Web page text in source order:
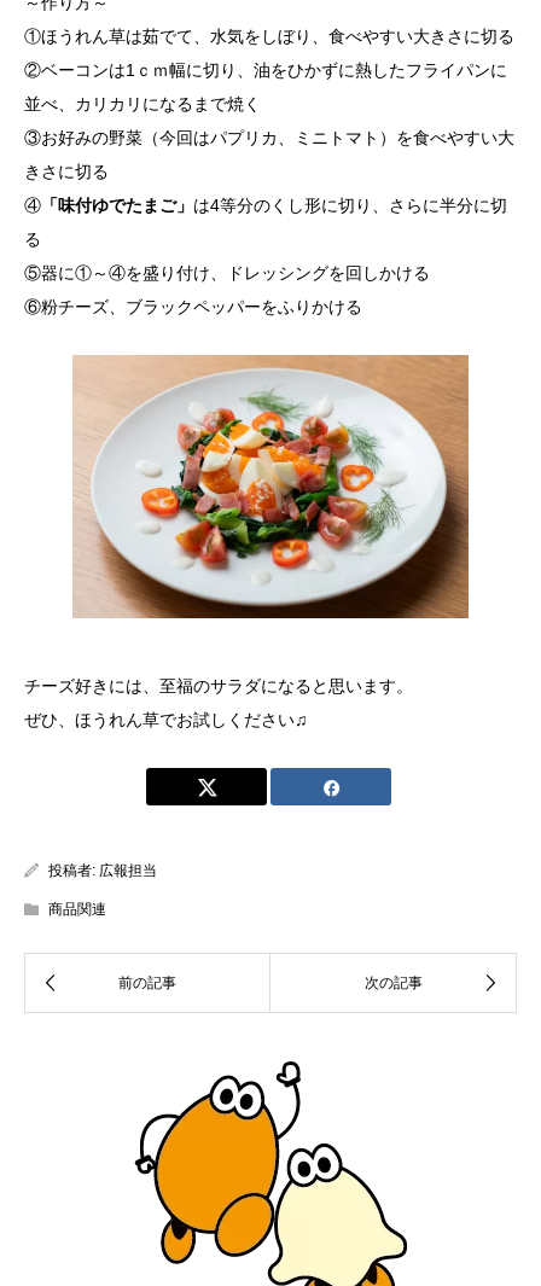
①ほうれん草は茹でて、水気をしぼり、食べやすい大きさに切る
②ベーコンは1ｃｍ幅に切り、油をひかずに熱したフライパンに
並べ、カリカリになるまで焼く
③お好みの野菜（今回はパプリカ、ミニトマト）を食べやすい大
きさに切る
④ 「味付ゆでたまご」 は4等分のくし形に切り、さらに半分に切
る
⑤器に①～④を盛り付け、ドレッシングを回しかける
⑥粉チーズ、ブラックペッパーをふりかける
チーズ好きには、至福のサラダになると思います。
ぜひ、ほうれん草でお試しください♫
投稿者: 広報担当
商品関連